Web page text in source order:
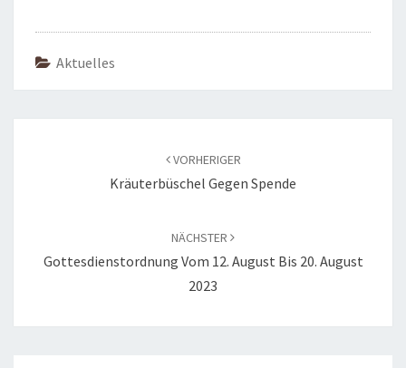
Aktuelles
VORHERIGER
Kräuterbüschel Gegen Spende
NÄCHSTER
Gottesdienstordnung Vom 12. August Bis 20. August
2023